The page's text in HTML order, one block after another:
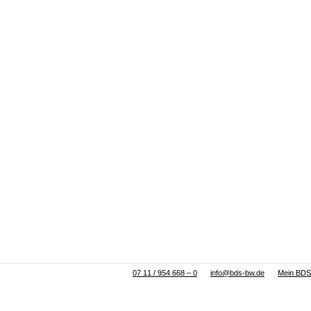
07 11 / 954 668 – 0 info@bds-bw.de Mein BDS